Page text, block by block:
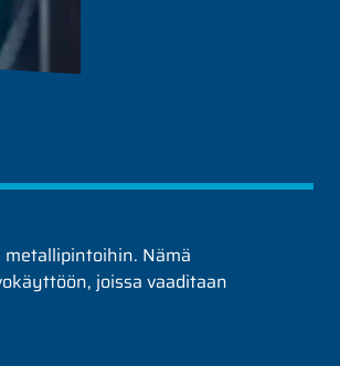
Nämä
joissa vaaditaan